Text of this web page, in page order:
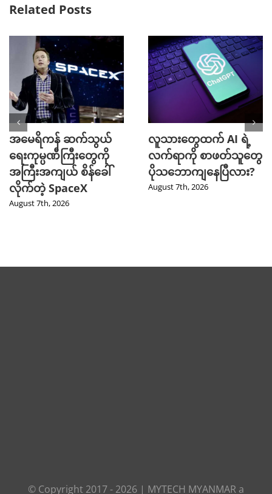
Related Posts
အမေရိကန် ဆက်သွယ်
ရေးကုမ္ပဏီကြီးတွေကို
အကြီးအကျယ် စိန်ခေါ်
လိုက်တဲ့ SpaceX
August 7th, 2026
လူသားတွေထက် AI ရဲ့
လက်ရာကို စာဖတ်သူတွေ
ပိုသဘောကျနေပြီလား?
August 7th, 2026
© Copyright 2017 - 2026 | MYTECH MYANMAR a